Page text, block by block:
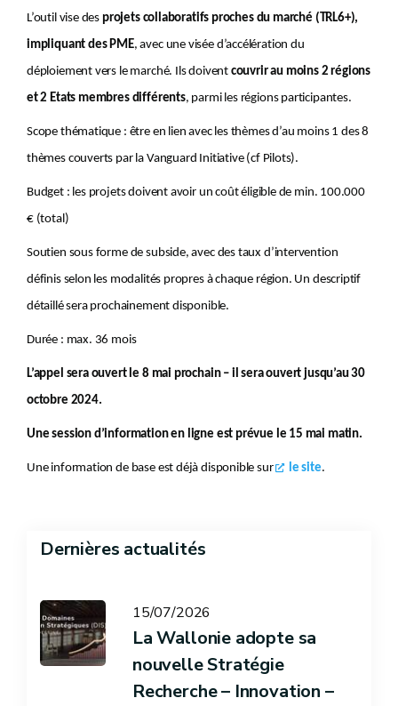
L’outil vise des projets collaboratifs proches du marché (TRL6+),
impliquant desPME, avec une visée d’accélération du
déploiement vers le marché. Ils doivent couvrir au moins 2 régions
et 2 Etats membres différents, parmi les régions participantes.
Scope thématique : être en lien avec les thèmes d’au moins 1 des 8
thèmes couverts par la Vanguard Initiative (cf Pilots).
Budget : les projets doivent avoir un coût éligible de min. 100.000
€ (total)
Soutien sous forme de subside, avec des taux d’intervention
définis selon les modalités propres à chaque région. Un descriptif
détaillé sera prochainement disponible.
Durée : max. 36 mois
L’appel sera ouvert le 8 mai prochain – il sera ouvert jusqu’au 30
octobre 2024.
Une session d’information en ligne est prévue le 15 mai matin.
Une information de base est déjà disponible sur le site.
Dernières actualités
15/07/2026
La Wallonie adopte sa
nouvelle Stratégie
Recherche – Innovation –